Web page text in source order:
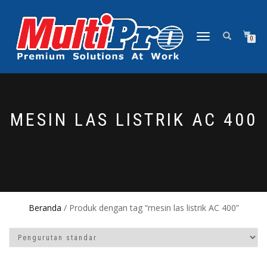
NAVIGASI
0
MESIN LAS LISTRIK AC 400
Beranda / Produk dengan tag “mesin las listrik AC 400”